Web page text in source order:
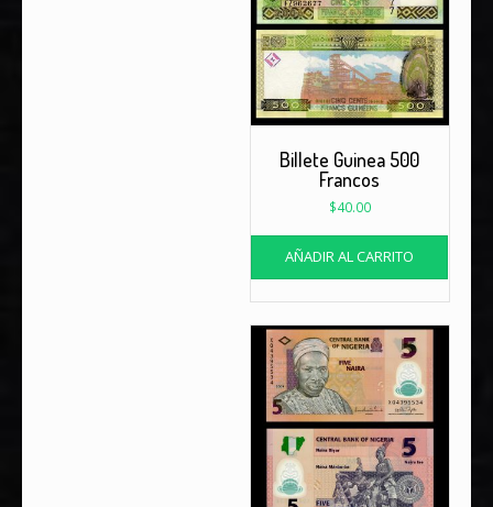
Billete Guinea 500
Francos
$40.00
AÑADIR AL CARRITO